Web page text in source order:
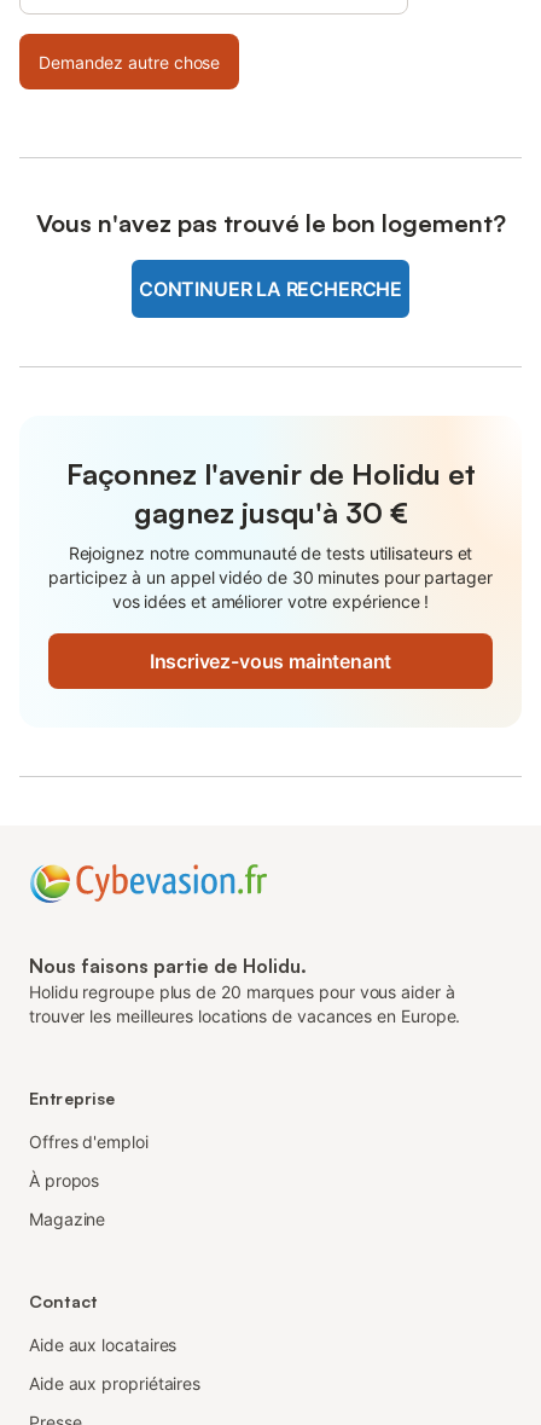
Demandez autre chose
Vous n'avez pas trouvé le bon logement?
CONTINUER LA RECHERCHE
Façonnez l'avenir de Holidu et
gagnez jusqu'à 30 €
Rejoignez notre communauté de tests utilisateurs et
participez à un appel vidéo de 30 minutes pour partager
vos idées et améliorer votre expérience !
Inscrivez-vous maintenant
Nous faisons partie de Holidu.
Holidu regroupe plus de 20 marques pour vous aider à
trouver les meilleures locations de vacances en Europe.
Entreprise
Offres d'emploi
À propos
Magazine
Contact
Aide aux locataires
Aide aux propriétaires